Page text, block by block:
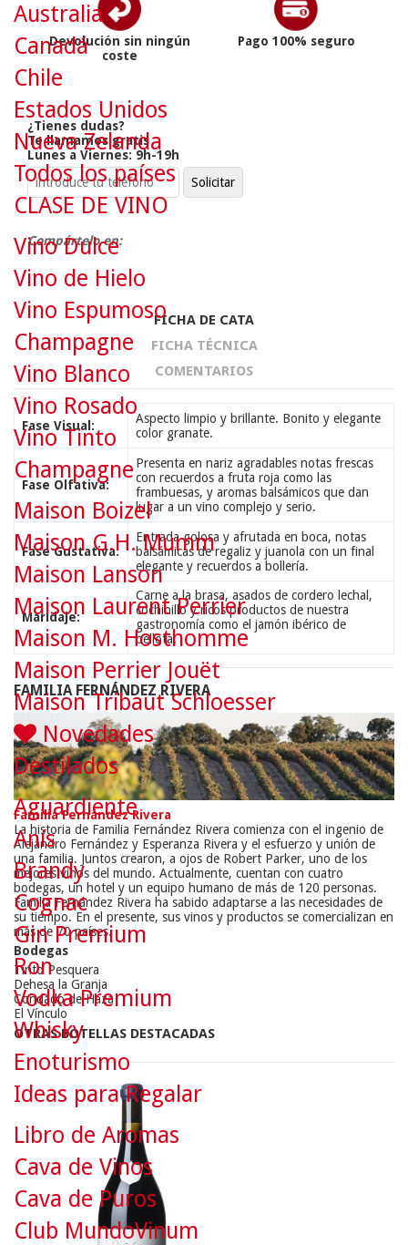
Devolución sin ningún
coste
Pago 100% seguro
¿Tienes dudas?
Te llamamos gratis
Lunes a Viernes: 9h-19h
Compártelo en:
FICHA DE CATA
FICHA TÉCNICA
COMENTARIOS
Fase Visual:
Aspecto limpio y brillante. Bonito y elegante
color granate.
Fase Olfativa:
Presenta en nariz agradables notas frescas
con recuerdos a fruta roja como las
frambuesas, y aromas balsámicos que dan
lugar a un vino complejo y serio.
Fase Gustativa:
Entrada golosa y afrutada en boca, notas
balsámicas de regaliz y juanola con un final
elegante y recuerdos a bollería.
Maridaje:
Carne a la brasa, asados de cordero lechal,
cochinillo y ricos productos de nuestra
gastronomía como el jamón ibérico de
bellota.
FAMILIA FERNÁNDEZ RIVERA
Familia Fernández Rivera
La historia de Familia Fernández Rivera comienza con el ingenio de
Alejandro Fernández y Esperanza Rivera y el esfuerzo y unión de
una familia. Juntos crearon, a ojos de Robert Parker, uno de los
mejores vinos del mundo. Actualmente, cuentan con cuatro
bodegas, un hotel y un equipo humano de más de 120 personas.
Familia Fernández Rivera ha sabido adaptarse a las necesidades de
su tiempo. En el presente, sus vinos y productos se comercializan en
más de 70 países.
Bodegas
Tinto Pesquera
Dehesa la Granja
Condado de Haza
El Vínculo
OTRAS BOTELLAS DESTACADAS
Australia
Canadá
Chile
Estados Unidos
Nueva Zelanda
Todos los países
CLASE DE VINO
Vino Dulce
Vino de Hielo
Vino Espumoso
Champagne
Vino Blanco
Vino Rosado
Vino Tinto
Champagne
Maison Boizel
Maison G.H. Mumm
Maison Lanson
Maison Laurent Perrier
Maison M. Hosthomme
Maison Perrier Jouët
Maison Tribaut Schloesser
Novedades
Destilados
Aguardiente
Anís
Brandy
Cognac
Gin Premium
Ron
Vodka Premium
Whisky
Enoturismo
Ideas para Regalar
Libro de Aromas
Cava de Vinos
Cava de Puros
Club MundoVinum